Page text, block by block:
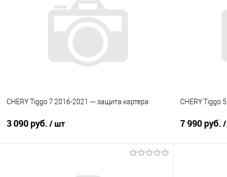
Купить в 1 клик
Сравнение
Под заказ
Купить в 1
CHERY Tiggo 7 2016-2021 --- защита картера
3 090 руб. / шт
CHERY Tiggo
7 990 руб.